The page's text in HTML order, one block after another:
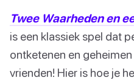
Twee Waarheden en
is een klassiek spel dat
ontketenen en
vrienden! Hier is hoe je